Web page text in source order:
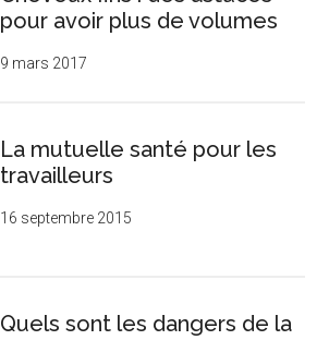
pour avoir plus de volumes
9 mars 2017
La mutuelle santé pour les
travailleurs
16 septembre 2015
Quels sont les dangers de la